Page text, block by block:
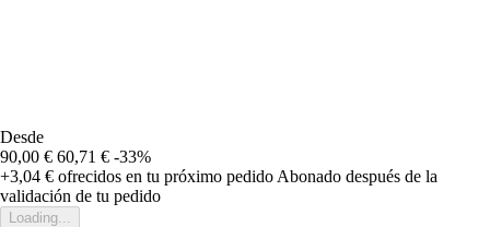
Desde
90,00 € 60,71 € -33%
+3,04 € ofrecidos en tu próximo pedido Abonado después de la
validación de tu pedido
Loading...